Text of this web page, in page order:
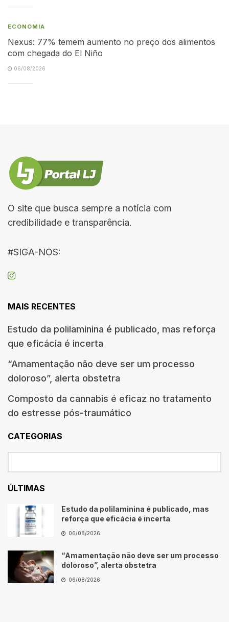
ECONOMIA
Nexus: 77% temem aumento no preço dos alimentos
com chegada do El Niño
06/08/2026
O site que busca sempre a notícia com
credibilidade e transparência.
#SIGA-NOS:
MAIS RECENTES
Estudo da polilaminina é publicado, mas reforça
que eficácia é incerta
“Amamentação não deve ser um processo
doloroso”, alerta obstetra
Composto da cannabis é eficaz no tratamento
do estresse pós-traumático
CATEGORIAS
ÚLTIMAS
Estudo da polilaminina é publicado, mas
reforça que eficácia é incerta
06/08/2026
“Amamentação não deve ser um processo
doloroso”, alerta obstetra
06/08/2026